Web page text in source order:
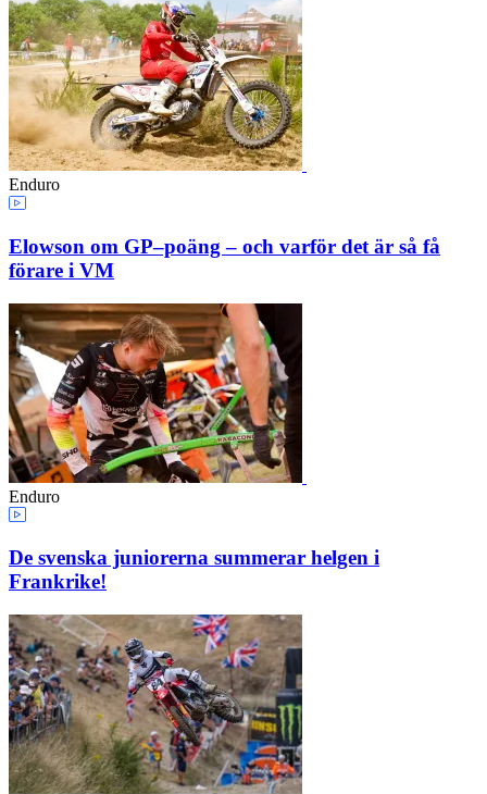
Enduro
Elowson om GP–poäng – och varför det är så få
förare i VM
Enduro
De svenska juniorerna summerar helgen i
Frankrike!